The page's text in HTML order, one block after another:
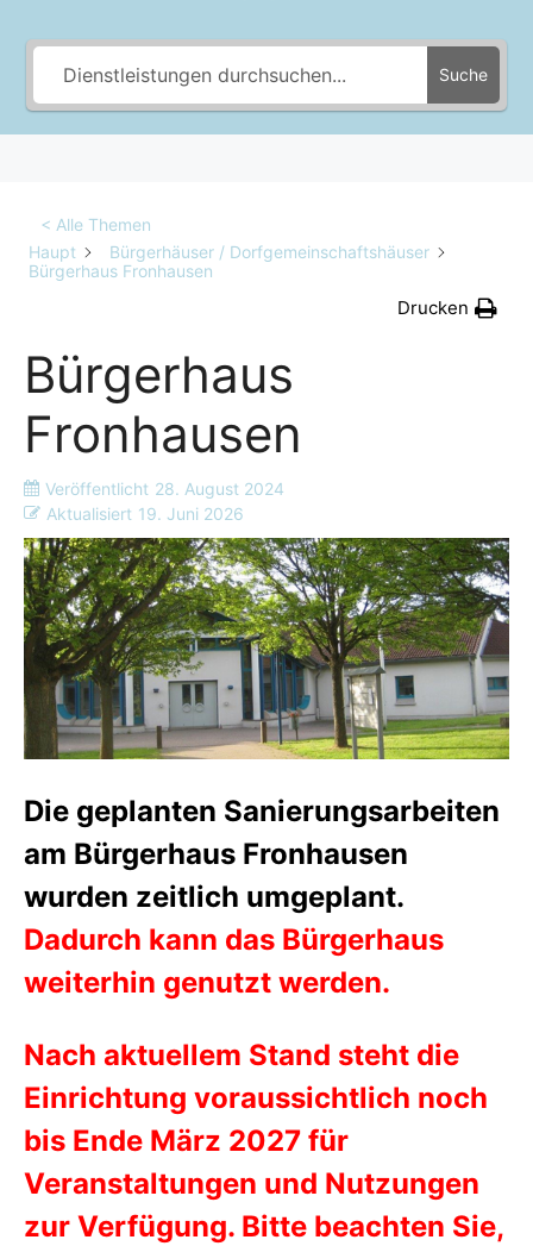
Suche
< Alle Themen
Haupt
Bürgerhäuser / Dorfgemeinschaftshäuser
Bürgerhaus Fronhausen
Drucken
Bürgerhaus
Fronhausen
Veröffentlicht 28. August 2024
Aktualisiert 19. Juni 2026
Die geplanten Sanierungsarbeiten
am Bürgerhaus Fronhausen
wurden zeitlich umgeplant.
Dadurch kann das Bürgerhaus
weiterhin genutzt werden.
Nach aktuellem Stand steht die
Einrichtung voraussichtlich noch
bis Ende März 2027 für
Veranstaltungen und Nutzungen
zur Verfügung. Bitte beachten Sie,